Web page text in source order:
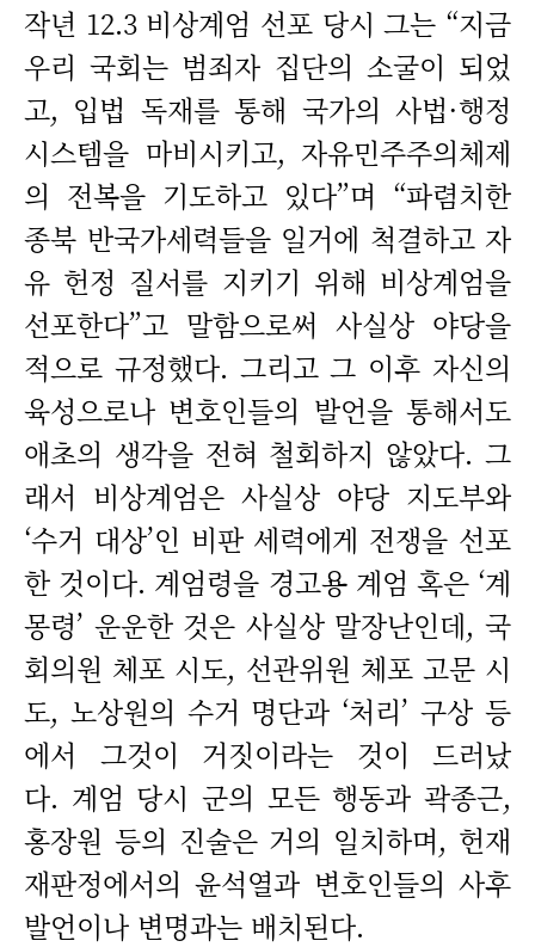
작년 12.3 비상계엄 선포 당시 그는 “지금
우리 국회는 범죄자 집단의 소굴이 되었
고, 입법 독재를 통해 국가의 사법·행정
시스템을 마비시키고, 자유민주주의체제
의 전복을 기도하고 있다”며 “파렴치한
종북 반국가세력들을 일거에 척결하고 자
유 헌정 질서를 지키기 위해 비상계엄을
선포한다”고 말함으로써 사실상 야당을
적으로 규정했다. 그리고 그 이후 자신의
육성으로나 변호인들의 발언을 통해서도
애초의 생각을 전혀 철회하지 않았다. 그
래서 비상계엄은 사실상 야당 지도부와
‘수거 대상’인 비판 세력에게 전쟁을 선포
한 것이다. 계엄령을 경고용 계엄 혹은 ‘계
몽령’ 운운한 것은 사실상 말장난인데, 국
회의원 체포 시도, 선관위원 체포 고문 시
도, 노상원의 수거 명단과 ‘처리’ 구상 등
에서 그것이 거짓이라는 것이 드러났
다. 계엄 당시 군의 모든 행동과 곽종근,
홍장원 등의 진술은 거의 일치하며, 헌재
재판정에서의 윤석열과 변호인들의 사후
발언이나 변명과는 배치된다.